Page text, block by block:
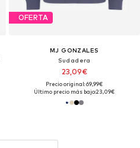
OFERTA
MJ GONZALES
Sudadera
23,09€
Precio original: 69,99€
Último precio más bajo:23,09€